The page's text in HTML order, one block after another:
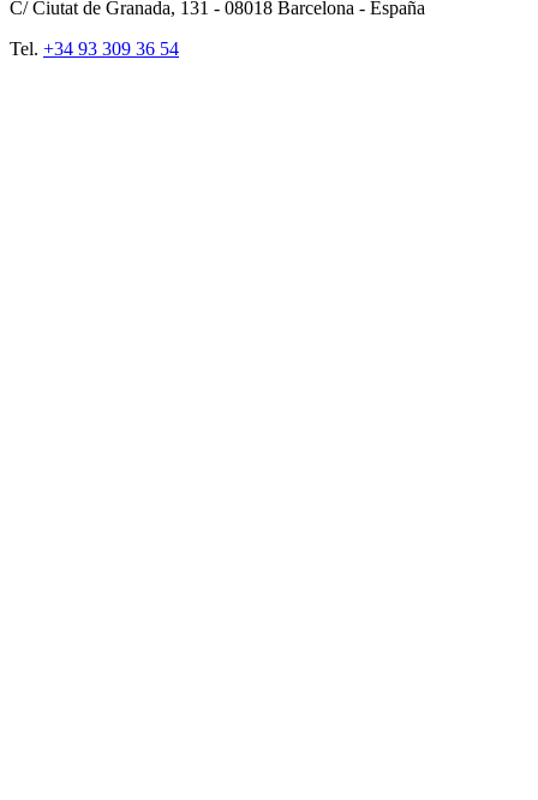
C/ Ciutat de Granada, 131 - 08018 Barcelona - España
Tel. +34 93 309 36 54